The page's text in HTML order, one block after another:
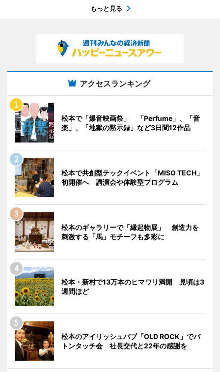
もっと見る
アクセスランキング
松本で「爆音映画祭」 「Perfume」、「音
楽」、「地獄の黙示録」など3日間12作品
松本で共創型テックイベント「MISO TECH」
初開催へ 講演会や体験型プログラム
松本のギャラリーで「縁起物展」 創造力を
刺激する「馬」モチーフも多彩に
松本・新村で13万本のヒマワリ満開 見頃は3
週間ほど
松本のアイリッシュパブ「OLD ROCK」でバ
トンタッチ会 社長交代と22年の感謝を